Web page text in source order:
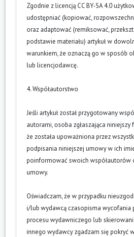
Zgodnie z licencją CC BY-SA 4.0
udostępniać (kopiować,
oraz adaptować (remiksować,
podstawie materiału) artykuł w
warunkiem, że oznaczą go w sposób
lub licencjodawcę.
4. Współautorstwo
Jeśli artykuł został przygotowany
autorami, osoba zgłaszająca
że została upoważniona przez
podpisania niniejszej umowy w ich
poinformować swoich współautorów
umowy.
Oświadczam, że w przypadku
i/lub wydawcą czasopisma wycofania
procesu wydawniczego lub
innego wydawcy zgadzam się pokryć